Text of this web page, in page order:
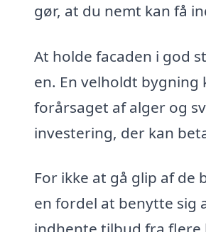
gør, at du nemt kan få
At holde facaden i god
en. En velholdt
forårsaget af alger og
investering, der kan
For ikke at gå glip af
en fordel at benytte sig